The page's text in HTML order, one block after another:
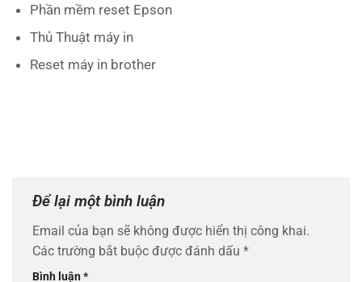
Phần mềm reset Epson
Thủ Thuật máy in
Reset máy in brother
Để lại một bình luận
Email của bạn sẽ không được hiển thị công khai.
Các trường bắt buộc được đánh dấu *
Bình luận*